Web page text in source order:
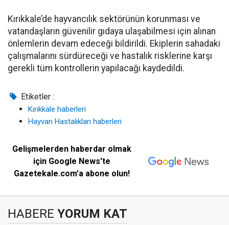
Kırıkkale’de hayvancılık sektörünün korunması ve
vatandaşların güvenilir gıdaya ulaşabilmesi için alınan
önlemlerin devam edeceği bildirildi. Ekiplerin sahadaki
çalışmalarını sürdüreceği ve hastalık risklerine karşı
gerekli tüm kontrollerin yapılacağı kaydedildi.
Etiketler :
Kırıkkale haberleri
Hayvan Hastalıkları haberleri
Gelişmelerden haberdar olmak
için Google News'te
Gazetekale.com'a abone olun!
HABERE YORUM KAT